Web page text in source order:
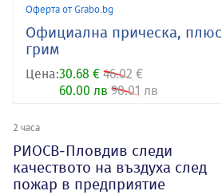
Оферта от Grabo.bg
Oфициална прическа, плюс
грим
Цена:30.68 € 46.02 €
60.00 лв 90.01 лв
2 часа
РИОСВ-Пловдив следи
качеството на въздуха след
пожар в предприятие